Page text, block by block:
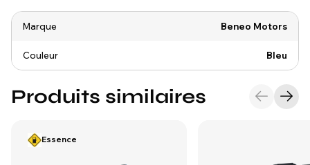
Marque Beneo Motors
Couleur Bleu
Produits similaires
Essence